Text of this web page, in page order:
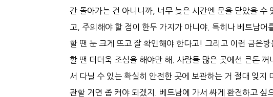
간 돌아가는 건 아니니까, 너무 늦은 시간엔 문을 닫았을
고, 주의해야 할 점이 한두 가지가 아니야. 특히나 베트남
할 땐 눈 크게 뜨고 잘 확인해야 한다고! 그리고 이런 금은
할 땐 더더욱 조심을 해야만 해. 사람들 많은 곳에선 큰돈
서 다닐 수 있는 확실히 안전한 곳에 보관하는 거 절대 잊
관할 거면 좀 커야 되겠지. 베트남에 가서 싸게 환전하고